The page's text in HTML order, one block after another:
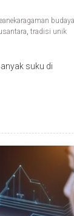
budaya
, tradisi unik
suku di